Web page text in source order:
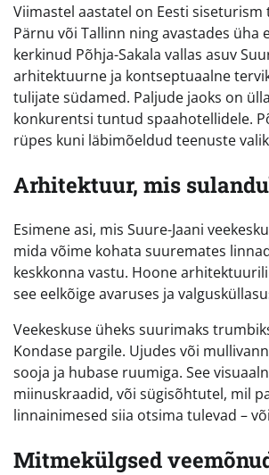
Viimastel aastatel on Eesti
Pärnu või Tallinn ning avastades üha
kerkinud Põhja-Sakala vallas asuv
arhitektuurne ja kontseptuaalne
tulijate südamed. Paljude jaoks on
konkurentsi tuntud spaahotellidele.
rüpes kuni läbimõeldud teenuste
Arhitektuur, mis
Esimene asi, mis Suure-Jaani
mida võime kohata suuremates
keskkonna vastu. Hoone
see eelkõige avaruses ja
Veekeskuse üheks suurimaks
Kondase pargile. Ujudes või
sooja ja hubase ruumiga. See
miinuskraadid, või sügisõhtutel, mil
linnainimesed siia otsima tulevad –
Mitmekülgsed